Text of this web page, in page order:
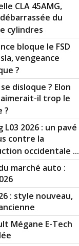
CLA 45AMG,
du
cylindres
bloque le FSD
vengeance
?
disloque ? Elon
il trop le
?
L03 2026 : un pavé
contre la
occidentale ...
marché auto :
: style nouveau,
Mégane E-Tech